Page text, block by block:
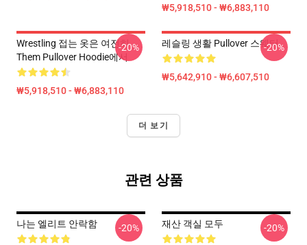
₩5,918,510 - ₩6,883,110
Wrestling 접는 옷은 여전히
Them Pullover Hoodie에서
₩5,918,510 - ₩6,883,110
-20% 레슬링 생활 Pullover 스웨터
₩5,642,910 - ₩6,607,510
-20%
더 보기
관련 상품
나는 엘리트 안락함 -20% 재산 객실 모두 -20%